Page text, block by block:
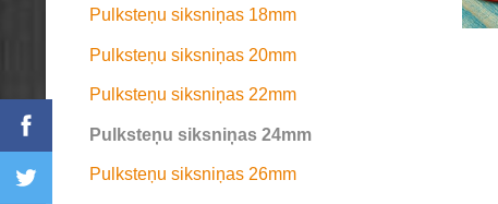
Pulksteņu siksniņas 18mm
Pulksteņu siksniņas 20mm
Pulksteņu siksniņas 22mm
Pulksteņu siksniņas 24mm
Pulksteņu siksniņas 26mm